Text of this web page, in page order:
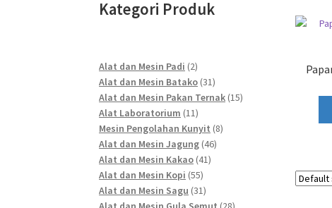
Kategori Produk
Alat dan Mesin Padi 22
products
Alat dan Mesin Batako 3131
products
Alat dan Mesin Pakan Ternak 1515
Alat Laboratorium 1111
products
Mesin Pengolahan Kunyit 88
Alat dan Mesin Jagung 4646
Alat dan Mesin Kakao 4141
Alat dan Mesin Kopi 5555
products
Alat dan Mesin Sagu 3131
products
28